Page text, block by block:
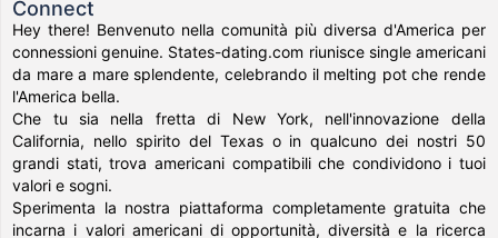
Connect
Hey there! Benvenuto nella comunità più diversa d'America per
connessioni genuine. States-dating.com riunisce single americani
da mare a mare splendente, celebrando il melting pot che rende
l'America bella.
Che tu sia nella fretta di New York, nell'innovazione della
California, nello spirito del Texas o in qualcuno dei nostri 50
grandi stati, trova americani compatibili che condividono i tuoi
valori e sogni.
Sperimenta la nostra piattaforma completamente gratuita che
incarna i valori americani di opportunità, diversità e la ricerca